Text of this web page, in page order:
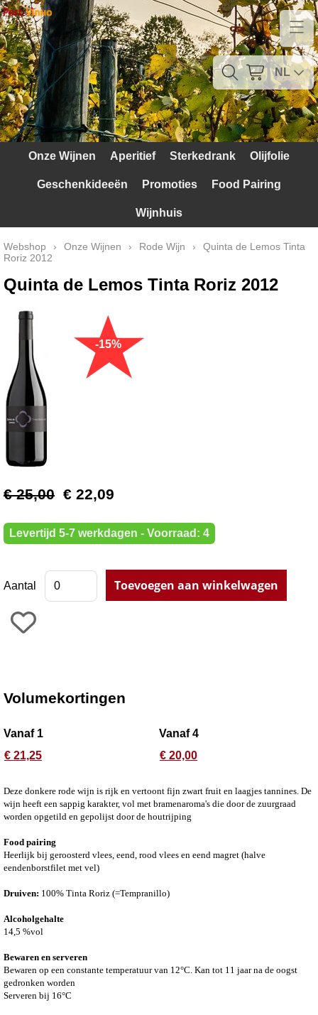
Home
Contact
Mijn account
Verzendkosten
NL
Onze Wijnen Aperitief Sterkedrank Olijfolie
Geschenkideeën Promoties Food Pairing
Wijnhuis
Webshop › Onze Wijnen › Rode Wijn ›
Quinta de Lemos Tinta
Roriz 2012
Quinta de Lemos Tinta Roriz 2012
€ 25,00 € 22,09
Levertijd 5-7 werkdagen - Voorraad: 4
Aantal
Volumekortingen
Vanaf 1
Vanaf 4
€ 21,25
€ 20,00
Deze donkere rode wijn is rijk en vertoont fijn zwart fruit en laagjes tannines. De
wijn heeft een sappig karakter, vol met bramenaroma's die door de zuurgraad
worden opgetild en gepolijst door de houtrijping
Food pairing
Heerlijk bij geroosterd vlees, eend, rood vlees en eend magret (halve
eendenborstfilet met vel)
Druiven: 100% Tinta Roriz (=Tempranillo)
Alcoholgehalte
14,5 %vol
Bewaren en serveren
Bewaren op een constante temperatuur van 12°C. Kan tot 11 jaar na de oogst
gedronken worden
Serveren bij 16°C